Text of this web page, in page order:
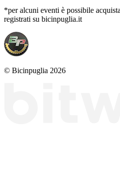
*per alcuni eventi è possibile
registrati su bicinpuglia.it
© Bicinpuglia 2026